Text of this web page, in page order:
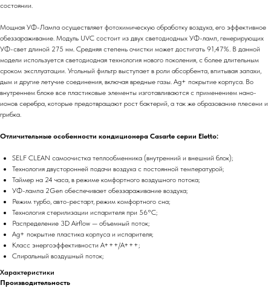
состоянии.
Мощная УФ-Лампа осуществляет фотохимическую обработку воздуха, его эффективное
обеззараживание. Модуль UVC состоит из двух светодиодных УФ-ламп, генерирующих
УФ-свет длиной 275 нм. Средняя степень очистки может достигать 91,47%. В данной
модели используется светодиодная технология нового поколения, с более длительным
сроком эксплуатации. Угольный фильтр выступает в роли абсорбента, впитывая запахи,
дым и другие летучие соединения, включая вредные газы. Ag+ покрытие корпуса. Во
внутреннем блоке все пластиковые элементы изготавливаются с применением нано-
ионов серебра, которые предотвращают рост бактерий, а так же образование плесени и
грибка.
Отличительные особенности кондиционера Casarte серии Eletto:
SELF CLEAN самоочистка теплообменника (внутренний и внешний блок);
Технология двусторонней подачи воздуха с постоянной температурой;
Таймер на 24 часа, в режиме комфортного воздушного потока;
УФ-лампа 2Gen обеспечивает обеззараживание воздуха;
Режим турбо, авто-рестарт, режим комфортного сна;
Технология стерилизации испарителя при 56°С;
Распределение 3D Airflow — объемный поток;
Ag+ покрытие пластика корпуса и испарителя;
Класс энергоэффективности А+++/A+++;
Спиральный воздушный поток;
Характеристики
Производительность